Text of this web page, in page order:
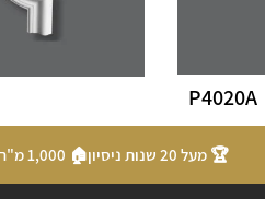
P4020A
🏆 מעל 20 שנות ניסיון 🏠 1,000 מ"ר אולם תצוגה